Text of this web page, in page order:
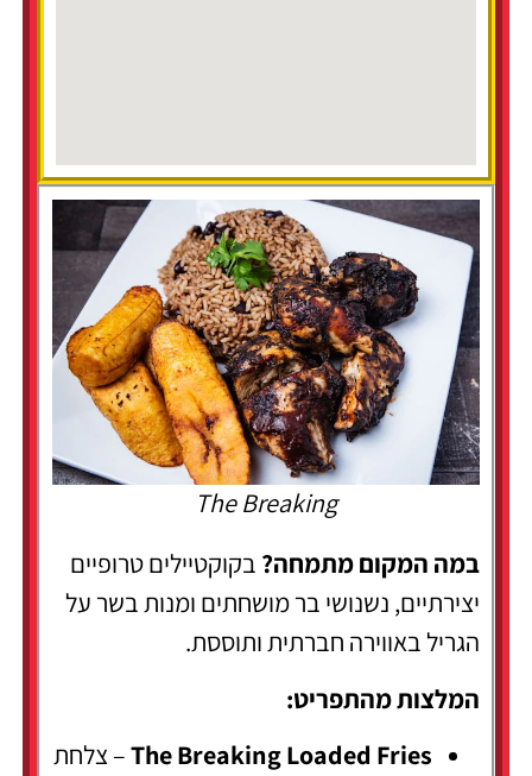
The Breaking
במה המקום מתמחה? בקוקטיילים טרופיים
יצירתיים, נשנושי בר מושחתים ומנות בשר על
הגריל באווירה חברתית ותוססת.
המלצות מהתפריט:
The Breaking Loaded Fries– צלחת